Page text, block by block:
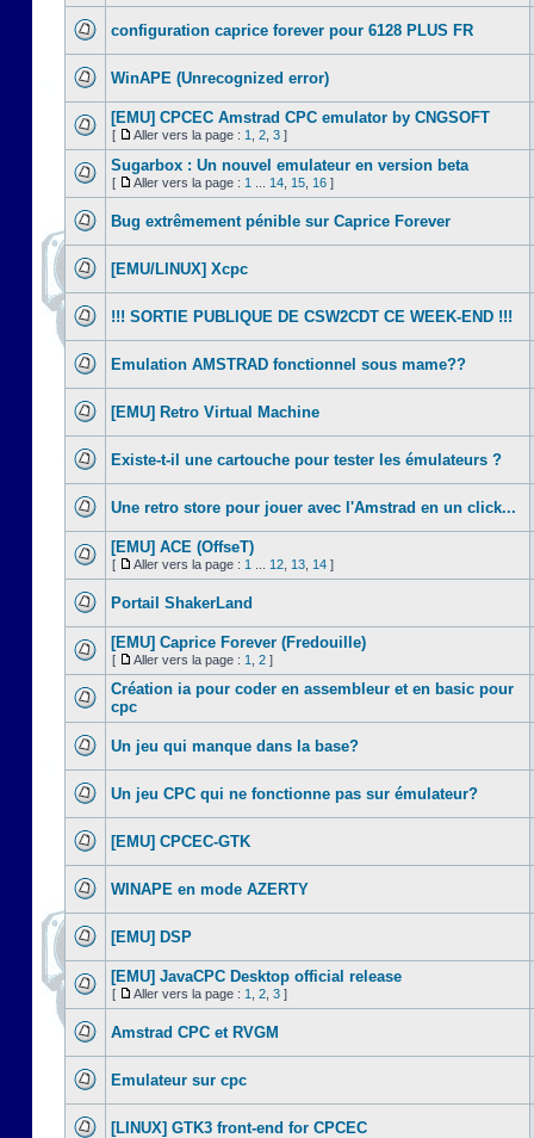
configuration caprice forever pour 6128 PLUS FR
WinAPE (Unrecognized error)
[EMU] CPCEC Amstrad CPC emulator by CNGSOFT
[ Aller vers la page : 1 2 3 ]
Sugarbox : Un nouvel emulateur en version beta
[ Aller vers la page : 1 14 15 16 ]
Bug extrêmement pénible sur Caprice Forever
[EMU/LINUX] Xcpc
!!! SORTIE PUBLIQUE DE CSW2CDT CE WEEK-END !!!
Emulation AMSTRAD fonctionnel sous mame??
[EMU] Retro Virtual Machine
Existe-t-il une cartouche pour tester les émulateurs ?
Une retro store pour jouer avec l'Amstrad en un click...
[EMU] ACE (OffseT)
[ Aller vers la page : 1 12 13 14 ]
Portail ShakerLand
[EMU] Caprice Forever (Fredouille)
[ Aller vers la page : 1 2 ]
Création ia pour coder en assembleur et en basic pour
cpc
Un jeu qui manque dans la base?
Un jeu CPC qui ne fonctionne pas sur émulateur?
[EMU] CPCEC-GTK
WINAPE en mode AZERTY
[EMU] DSP
[EMU] JavaCPC Desktop official release
[ Aller vers la page : 1 2 3 ]
Amstrad CPC et RVGM
Emulateur sur cpc
[LINUX] GTK3 front-end for CPCEC